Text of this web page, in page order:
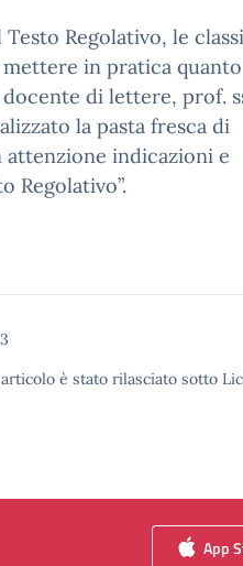
Regolativo, le
in pratica quanto
di lettere, prof.
la pasta fresca di
attenzione indicazioni e
Regolativo”.
è stato rilasciato sotto
App